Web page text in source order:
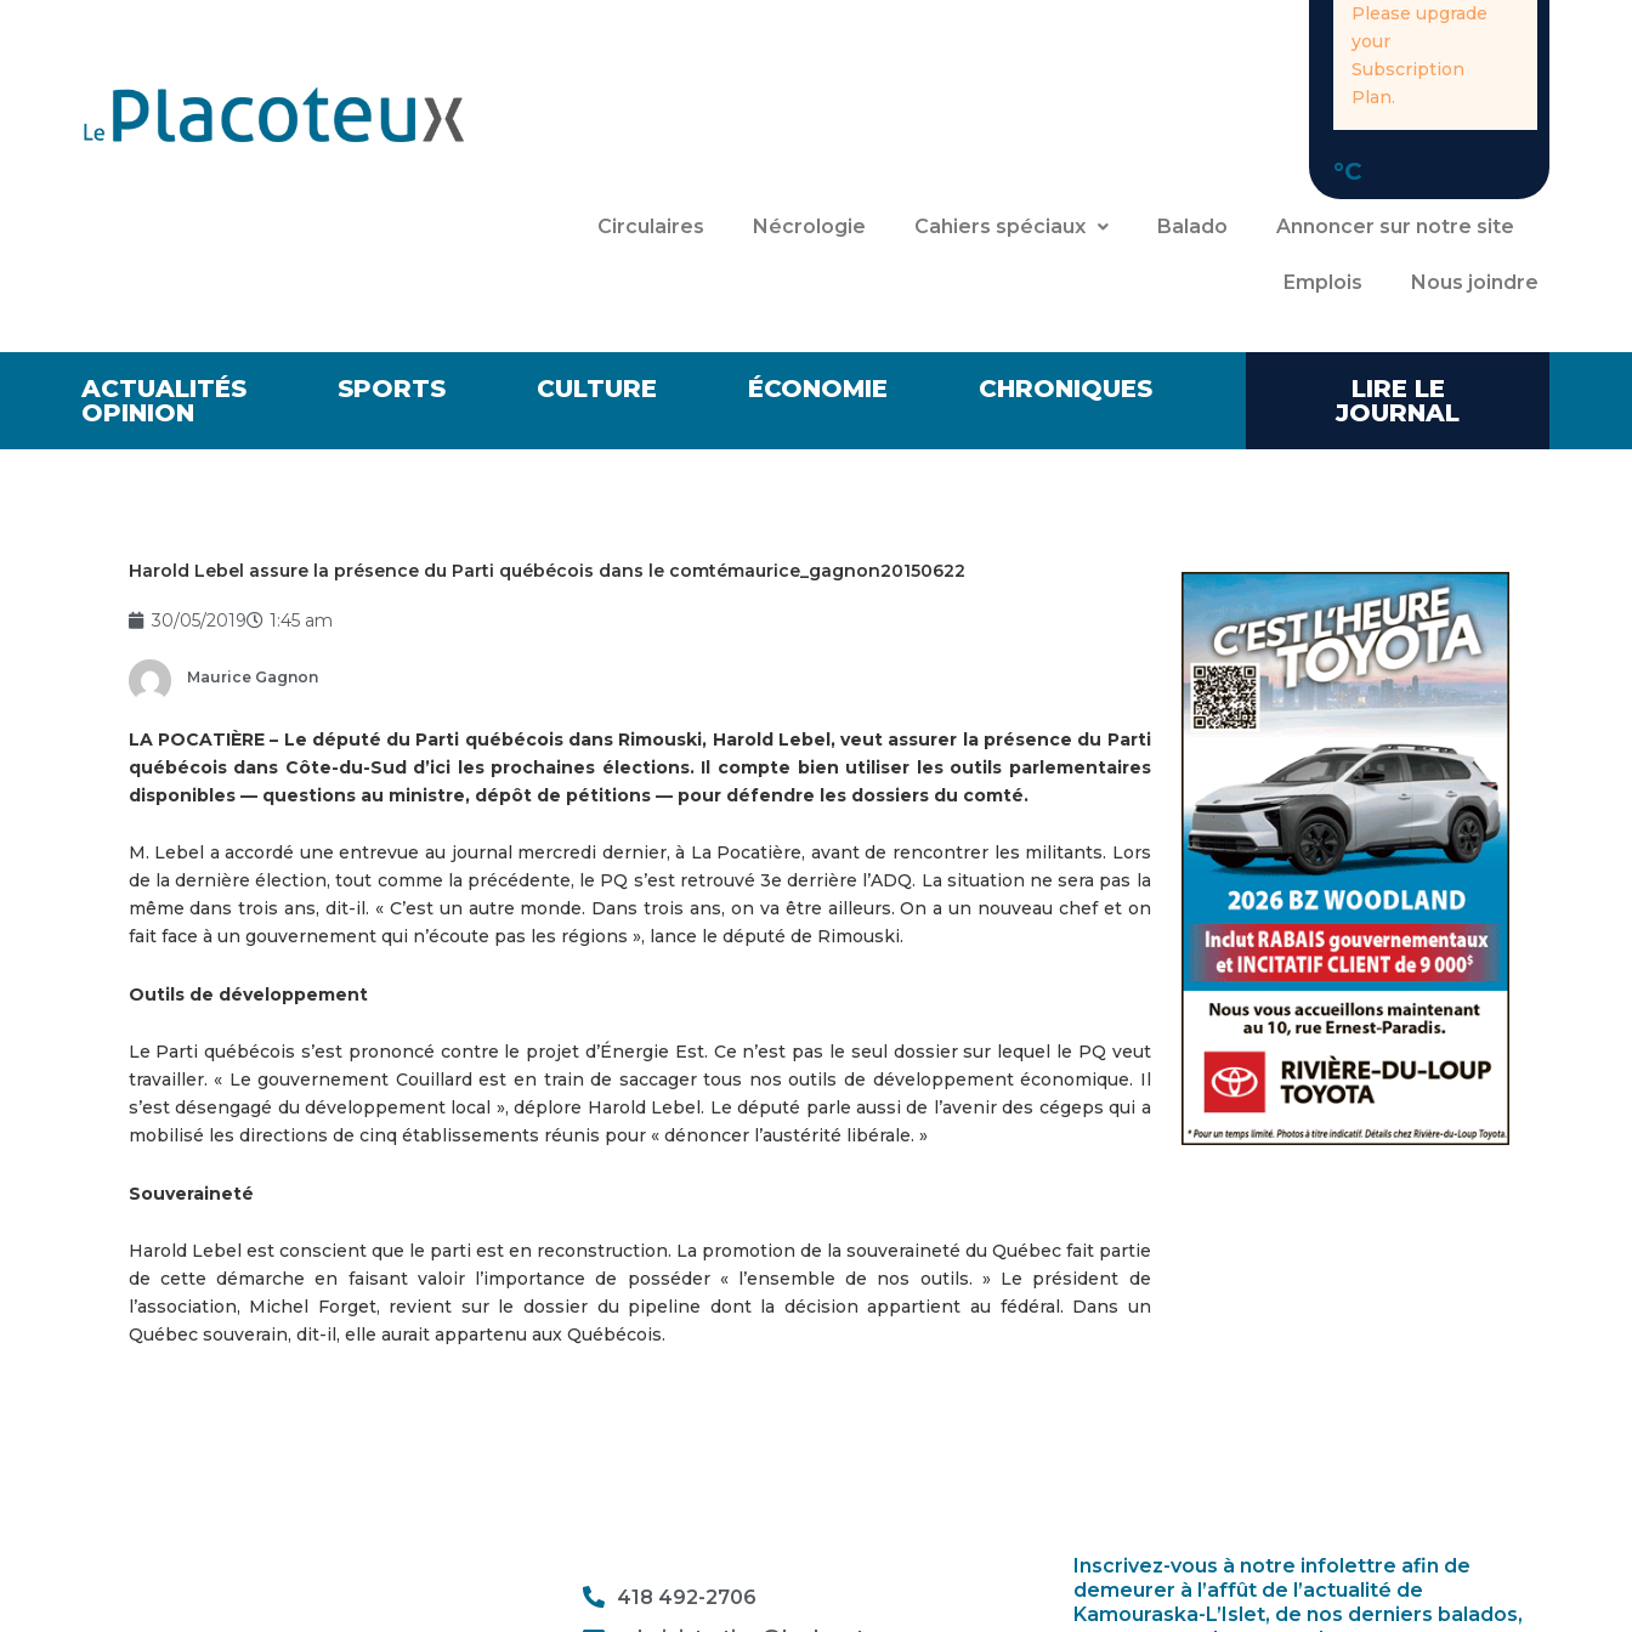
Please upgrade
your
Subscription
Plan.
°C
Circulaires Nécrologie Cahiers spéciaux Balado Annoncer sur notre site
Emplois Nous joindre
ACTUALITÉS SPORTS CULTURE ÉCONOMIE
CHRONIQUES
OPINION
LIRE LE
JOURNAL
Harold Lebel assure la présence du Parti québécois dans le comtémaurice_gagnon20150622
30/05/2019 1:45 am
Maurice Gagnon
LA POCATIÈRE – Le député du Parti québécois dans Rimouski, Harold Lebel, veut assurer la présence du Parti
québécois dans Côte-du-Sud d’ici les prochaines élections. Il compte bien utiliser les outils parlementaires
disponibles — questions au ministre, dépôt de pétitions — pour défendre les dossiers du comté.
M. Lebel a accordé une entrevue au journal mercredi dernier, à La Pocatière, avant de rencontrer les militants. Lors
de la dernière élection, tout comme la précédente, le PQ s’est retrouvé 3e derrière l’ADQ. La situation ne sera pas la
même dans trois ans, dit-il. « C’est un autre monde. Dans trois ans, on va être ailleurs. On a un nouveau chef et on
fait face à un gouvernement qui n’écoute pas les régions », lance le député de Rimouski.
Outils de développement
Le Parti québécois s’est prononcé contre le projet d’Énergie Est. Ce n’est pas le seul dossier sur lequel le PQ veut
travailler. « Le gouvernement Couillard est en train de saccager tous nos outils de développement économique. Il
s’est désengagé du développement local », déplore Harold Lebel. Le député parle aussi de l’avenir des cégeps qui a
mobilisé les directions de cinq établissements réunis pour « dénoncer l’austérité libérale. »
Souveraineté
Harold Lebel est conscient que le parti est en reconstruction. La promotion de la souveraineté du Québec fait partie
de cette démarche en faisant valoir l’importance de posséder « l’ensemble de nos outils. » Le président de
l’association, Michel Forget, revient sur le dossier du pipeline dont la décision appartient au fédéral. Dans un
Québec souverain, dit-il, elle aurait appartenu aux Québécois.
418 492-2706
Inscrivez-vous à notre infolettre afin de
demeurer à l’affût de l’actualité de
Kamouraska-L’Islet, de nos derniers balados,